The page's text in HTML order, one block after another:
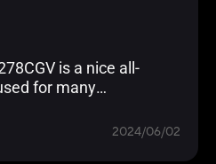
is a nice all-
for many
2024/06/02